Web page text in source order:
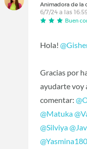
Animadora de la
6/7/24 a las
Buen
Hola!
Gracias por
ayudarte voy
comentar:
@Matuka
@Silviya